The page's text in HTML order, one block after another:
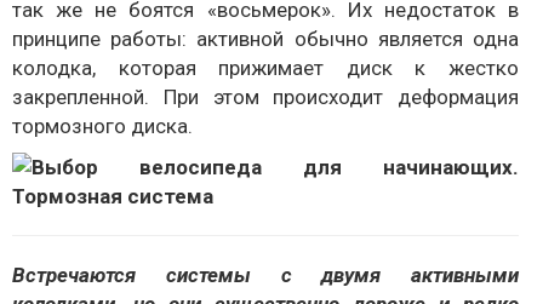
так же не боятся «восьмерок». Их недостаток в
принципе работы: активной обычно является одна
колодка, которая прижимает диск к жестко
закрепленной. При этом происходит деформация
тормозного диска.
Встречаются системы с двумя активными